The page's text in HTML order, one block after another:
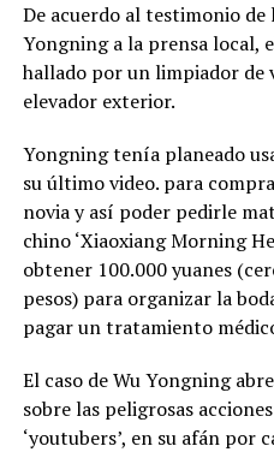
De acuerdo al testimonio de
Yongning a la prensa local,
hallado por un limpiador de
elevador exterior.
Yongning tenía planeado
su último video. para
novia y así poder pedirle
chino ‘Xiaoxiang Morning
obtener 100.000 yuanes
pesos) para organizar la
pagar un tratamiento
El caso de Wu Yongning
sobre las peligrosas
‘youtubers’, en su afán por